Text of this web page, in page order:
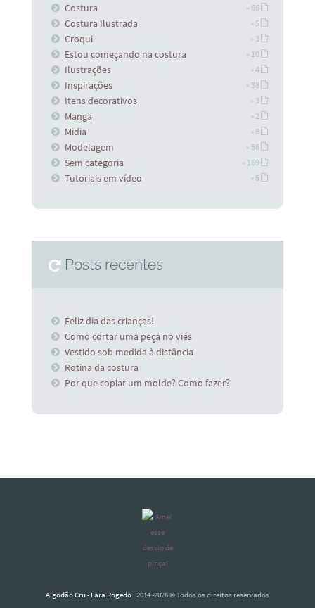
Costura » 66
Costura Ilustrada » 5
Croqui » 3
Estou começando na costura » 10
Ilustrações » 4
Inspirações » 38
Itens decorativos » 3
Manga » 2
Midia » 8
Modelagem » 56
Sem categoria » 169
Tutoriais em vídeo » 5
Posts recentes
Feliz dia das crianças!
Como cortar uma peça no viés
Vestido sob medida à distância
Rotina da costura
Por que copiar um molde? Como fazer?
Algodão Cru - Lara Rogedo · 2014 -2026 © Todos os direitos reservados